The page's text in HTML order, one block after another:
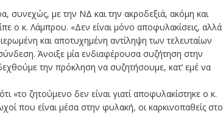
συνεχώς, με την ΝΔ και την ακροδεξιά, ακόμη και
ο κ. Λάμπρου. «Δεν είναι μόνο αποφυλακίσεις, αλλά
και αποτυχημένη αντίληψη των τελευταίων
Άνοιξε μία ενδιαφέρουσα συζήτηση στην
την πρόκληση να συζητήσουμε, κατ’ εμέ να
«το ζητούμενο δεν είναι γιατί αποφυλακίστηκε ο κ.
που είναι μέσα στην φυλακή, οι καρκινοπαθείς στο